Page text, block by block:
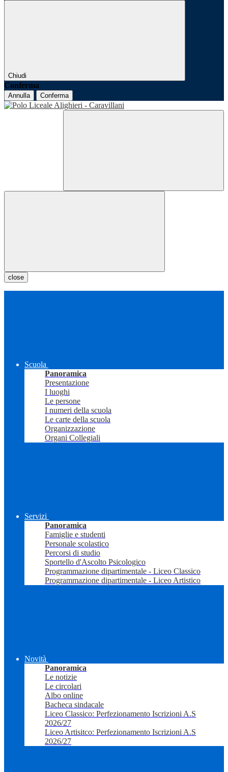
Chiudi
Conferma
Annulla Conferma
close
Scuola
Panoramica
Presentazione
I luoghi
Le persone
I numeri della scuola
Le carte della scuola
Organizzazione
Organi Collegiali
Servizi
Panoramica
Famiglie e studenti
Personale scolastico
Percorsi di studio
Sportello d'Ascolto Psicologico
Programmazione dipartimentale - Liceo Classico
Programmazione dipartimentale - Liceo Artistico
Novità
Panoramica
Le notizie
Le circolari
Albo online
Bacheca sindacale
Liceo Classico: Perfezionamento Iscrizioni A.S
2026/27
Liceo Artisitco: Perfezionamento Iscrizioni A.S
2026/27